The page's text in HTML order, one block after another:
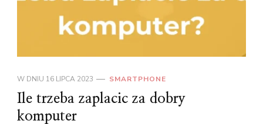
W DNIU 16 LIPCA 2023 SMARTPHONE
Ile trzeba zaplacic za dobry
komputer